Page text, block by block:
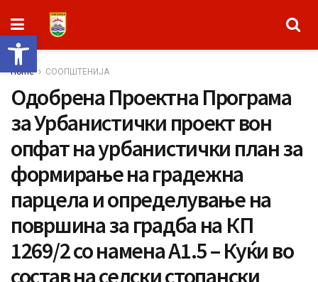
Open toolbar
Home СООПШТЕНИЈА
Одобрена Проектна Програма
за Урбанистички проект вон
опфат на урбанистички план за
формирање на градежна
парцела и определување на
површина за градба на КП
1269/2 со намена А1.5 – Куќи во
состав на селски стопански